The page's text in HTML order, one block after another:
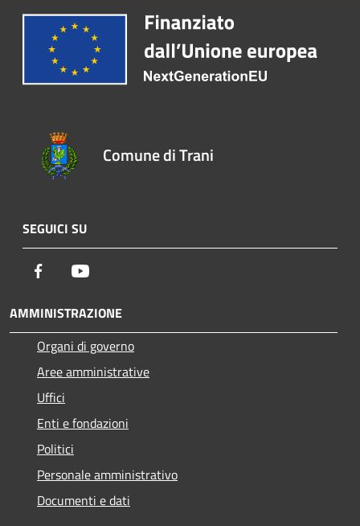
Comune di Trani
SEGUICI SU
Facebook
AMMINISTRAZIONE
Organi di governo
Aree amministrative
Uffici
Enti e fondazioni
Politici
Personale amministrativo
Documenti e dati